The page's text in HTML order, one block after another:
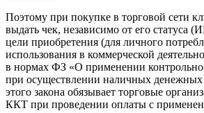
Поэтому при покупке в торговой сети
выдать чек, независимо от его статуса
цели приобретения (для личного
использования в коммерческой
в нормах ФЗ «О применении
при осуществлении наличных денежных
этого закона обязывает торговые
ККТ при проведении оплаты с